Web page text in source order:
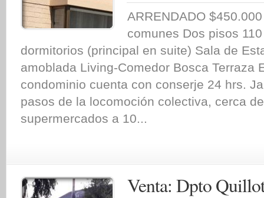
ARRENDADO
comunes Dos pisos
dormitorios (principal en suite) Sala de
amoblada Living-Comedor Bosca Terraza
condominio cuenta con conserje 24 hrs.
pasos de la locomoción colectiva, cerca
supermercados a 10...
Venta: Dpto